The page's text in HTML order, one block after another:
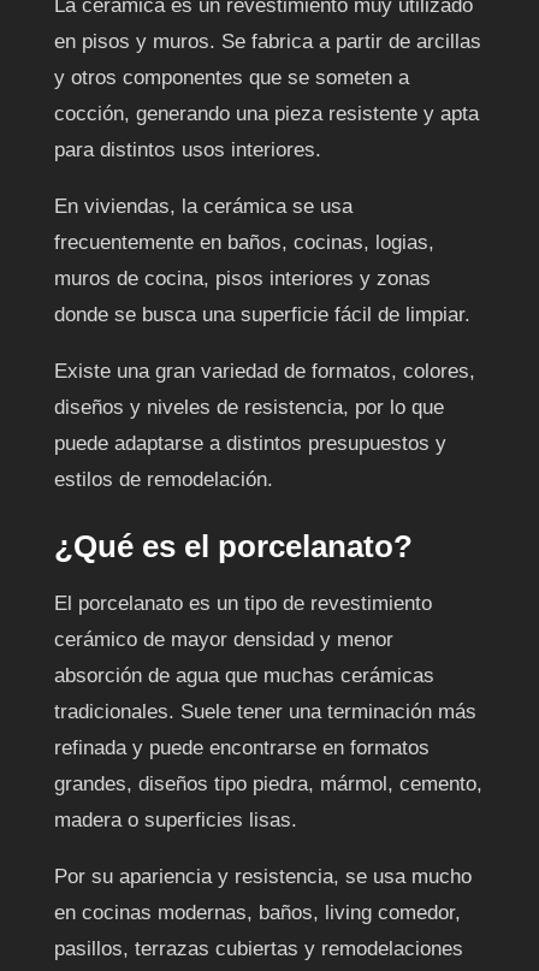
La cerámica es un revestimiento muy utilizado
en pisos y muros. Se fabrica a partir de arcillas
y otros componentes que se someten a
cocción, generando una pieza resistente y apta
para distintos usos interiores.
En viviendas, la cerámica se usa
frecuentemente en baños, cocinas, logias,
muros de cocina, pisos interiores y zonas
donde se busca una superficie fácil de limpiar.
Existe una gran variedad de formatos, colores,
diseños y niveles de resistencia, por lo que
puede adaptarse a distintos presupuestos y
estilos de remodelación.
¿Qué es el porcelanato?
El porcelanato es un tipo de revestimiento
cerámico de mayor densidad y menor
absorción de agua que muchas cerámicas
tradicionales. Suele tener una terminación más
refinada y puede encontrarse en formatos
grandes, diseños tipo piedra, mármol, cemento,
madera o superficies lisas.
Por su apariencia y resistencia, se usa mucho
en cocinas modernas, baños, living comedor,
pasillos, terrazas cubiertas y remodelaciones